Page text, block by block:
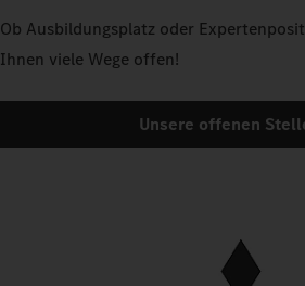
Ob Ausbildungsplatz oder
Ihnen viele Wege offen!
Unsere offenen